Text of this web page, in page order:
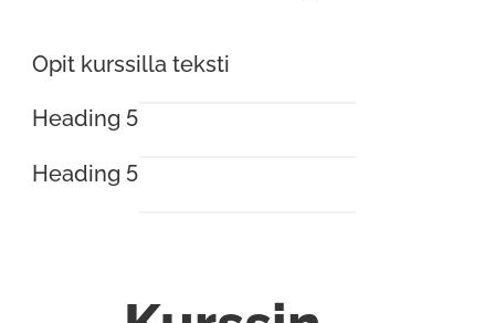
Opit kurssilla teksti
Heading 5
Heading 5